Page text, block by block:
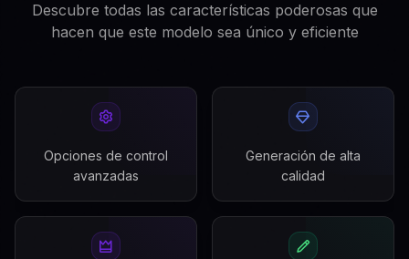
Descubre todas las características poderosas que
hacen que este modelo sea único y eficiente
Opciones de control
avanzadas
Generación de alta
calidad